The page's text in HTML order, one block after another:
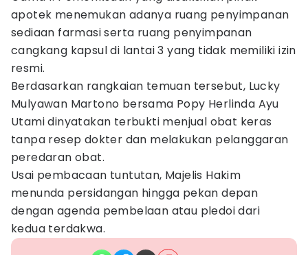
apotek menemukan adanya ruang penyimpanan
sediaan farmasi serta ruang penyimpanan
cangkang kapsul di lantai 3 yang tidak memiliki izin
resmi.
Berdasarkan rangkaian temuan tersebut, Lucky
Mulyawan Martono bersama Popy Herlinda Ayu
Utami dinyatakan terbukti menjual obat keras
tanpa resep dokter dan melakukan pelanggaran
peredaran obat.
Usai pembacaan tuntutan, Majelis Hakim
menunda persidangan hingga pekan depan
dengan agenda pembelaan atau pledoi dari
kedua terdakwa.